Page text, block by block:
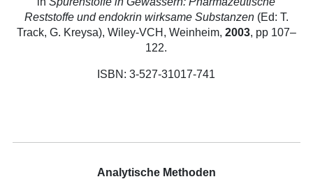
Reststoffe und endokrin wirksame Substanzen(Ed: T.
Track, G. Kreysa), Wiley-VCH, Weinheim, 2003, pp 107–
122.
ISBN: 3-527-31017-741
Analytische Methoden